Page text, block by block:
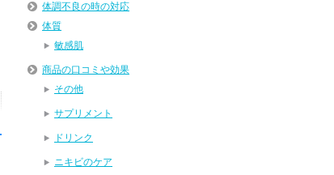
体調不良の時の対応
体質
敏感肌
商品の口コミや効果
その他
サプリメント
ドリンク
ニキビのケア